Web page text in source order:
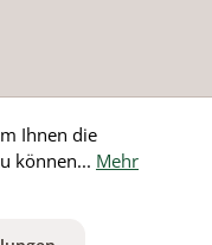
Ihnen die
können... Mehr